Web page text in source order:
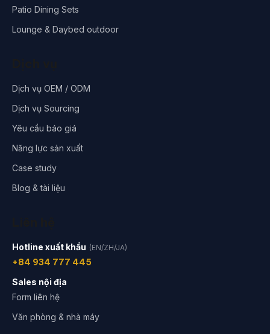
Patio Dining Sets
Lounge & Daybed outdoor
Dịch vụ OEM / ODM
Dịch vụ Sourcing
Yêu cầu báo giá
Năng lực sản xuất
Case study
Blog & tài liệu
Hotline xuất khẩu (EN/ZH/JA)
+84 934 777 445
Sales nội địa
Form liên hệ
Văn phòng & nhà máy